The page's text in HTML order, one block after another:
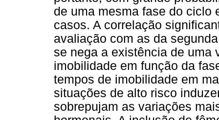
de uma mesma fase do ciclo
casos. A correlação
avaliação com as da
se nega a existência de uma
imobilidade em função da
tempos de imobilidade em
situações de alto risco
sobrepujam as variações